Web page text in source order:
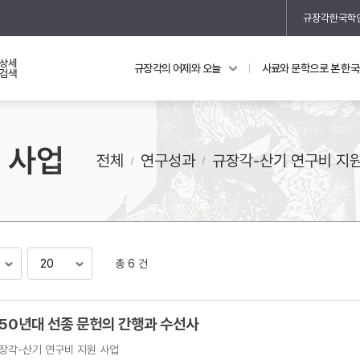
규장각한국학
교과 연동 자료 의궤와 지리지
지리지 이야기
상세
검색
규장각의 어제와 오늘 사료와 문학으로 본 한
업 전체 연구성과 규장각-산기 연구비 지
총 6 건
대 선종 문헌의 간행과 수선사
각-산기 연구비 지원 사업